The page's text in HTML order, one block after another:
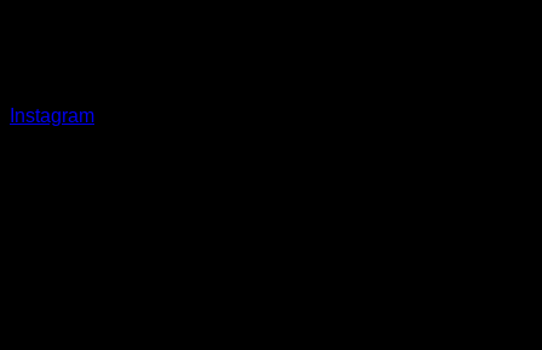
Instagram